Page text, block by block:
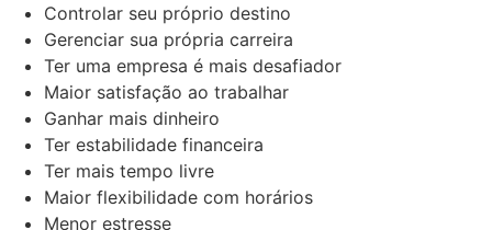
Controlar seu próprio destino
Gerenciar sua própria carreira
Ter uma empresa é mais desafiador
Maior satisfação ao trabalhar
Ganhar mais dinheiro
Ter estabilidade financeira
Ter mais tempo livre
Maior flexibilidade com horários
Menor estresse